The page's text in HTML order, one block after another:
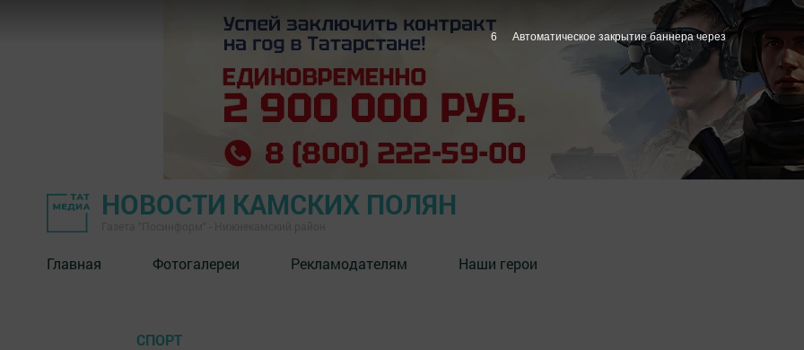
НОВОСТИ КАМСКИХ ПОЛЯН
Главная Фотогалереи Рекламодателям Наши герои
СПОРТ
5 Автоматическое закрытие баннера через